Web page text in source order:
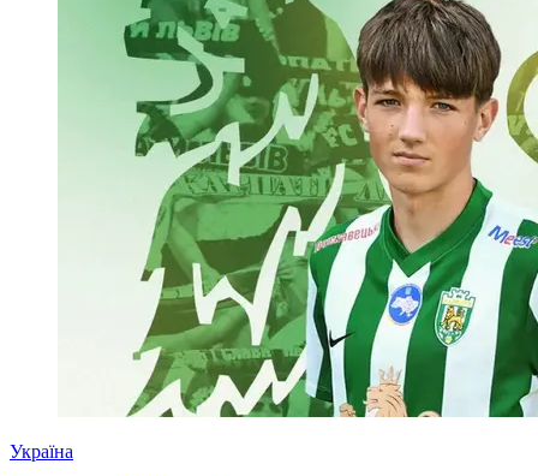
Україна